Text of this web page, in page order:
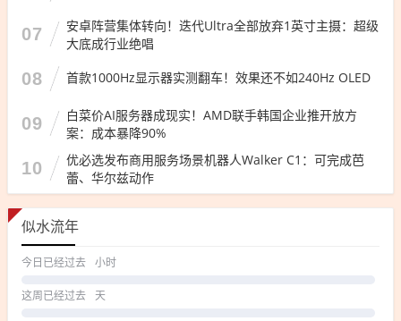
07
安卓阵营集体转向！迭代Ultra全部放弃1英寸主摄：超级
大底成行业绝唱
08 首款1000Hz显示器实测翻车！效果还不如240Hz OLED
09
白菜价AI服务器成现实！AMD联手韩国企业推开放方
案：成本暴降90%
10
优必选发布商用服务场景机器人Walker C1：可完成芭
蕾、华尔兹动作
似水流年
今日已经过去 小时
这周已经过去 天